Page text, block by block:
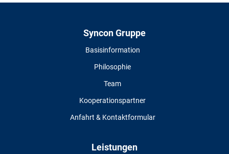
Syncon Gruppe
Basisinformation
Philosophie
Team
Kooperationspartner
Anfahrt & Kontaktformular
Leistungen